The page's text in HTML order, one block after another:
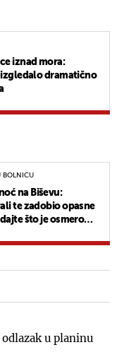
iznad mora:
izgledalo dramatično
BOLNICU
na Biševu:
te zadobio opasne
što je osmero
u planinu